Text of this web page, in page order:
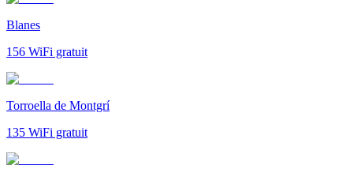
Blanes
156 WiFi gratuit
Torroella de Montgrí
135 WiFi gratuit